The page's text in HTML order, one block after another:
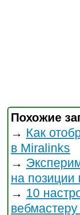
Похожие
→ Как
в Miralinks
→
на позиции
→ 10